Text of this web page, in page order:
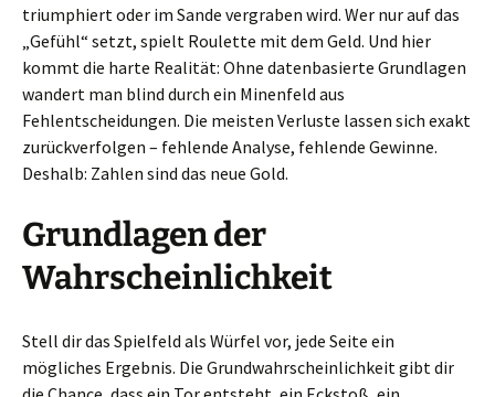
triumphiert oder im Sande vergraben wird. Wer nur auf das
„Gefühl“ setzt, spielt Roulette mit dem Geld. Und hier
kommt die harte Realität: Ohne datenbasierte Grundlagen
wandert man blind durch ein Minenfeld aus
Fehlentscheidungen. Die meisten Verluste lassen sich exakt
zurückverfolgen – fehlende Analyse, fehlende Gewinne.
Deshalb: Zahlen sind das neue Gold.
Grundlagen der
Wahrscheinlichkeit
Stell dir das Spielfeld als Würfel vor, jede Seite ein
mögliches Ergebnis. Die Grundwahrscheinlichkeit gibt dir